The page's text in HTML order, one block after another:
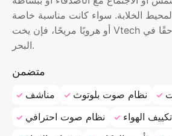
المحيط الخلابة. سواء كانت مناسبة خاصة
أو هروبًا مريحًا، فإن يخت Vtech يعد بتجربة لا تُنسى حقًا في
البحر.
متضمن
مناشف نظام صوت بلوتوث
نظام صوت احترافي
تكييف الهواء